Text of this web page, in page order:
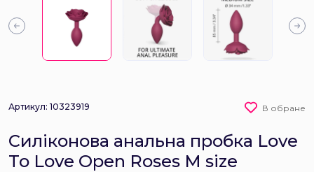
Артикул: 10323919 В обране
Силіконова анальна пробка Love
To Love Open Roses M size